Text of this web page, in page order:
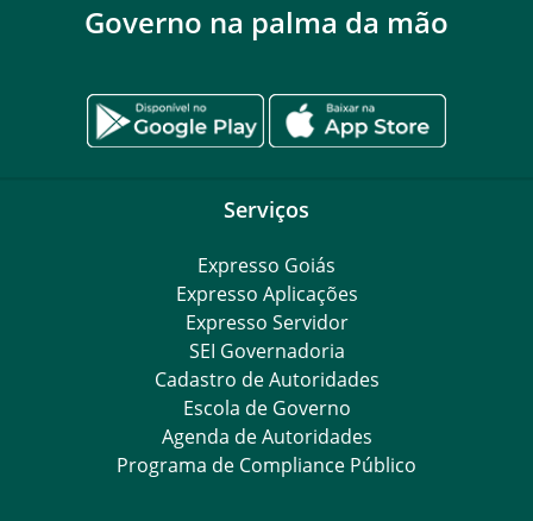
Governo na palma da mão
Serviços
Expresso Goiás
Expresso Aplicações
Expresso Servidor
SEI Governadoria
Cadastro de Autoridades
Escola de Governo
Agenda de Autoridades
Programa de Compliance Público